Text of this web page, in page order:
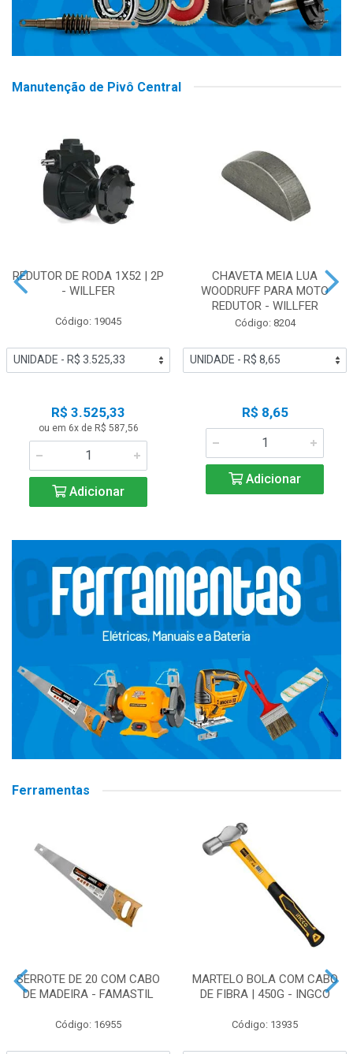
Manutenção de Pivô Central
REDUTOR DE RODA 1X52 | 2P
- WILLFER
Código: 19045
R$ 3.525,33
ou em 6x de R$ 587,56
Adicionar
CHAVETA MEIA LUA
WOODRUFF PARA MOTO
REDUTOR - WILLFER
Código: 8204
R$ 8,65
Adicionar
Ferramentas
SERROTE DE 20 COM CABO
DE MADEIRA - FAMASTIL
Código: 16955
MARTELO BOLA COM CABO
DE FIBRA | 450G - INGCO
Código: 13935